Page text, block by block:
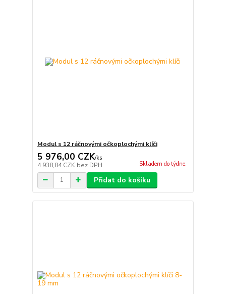
Modul s 12 ráčnovými očkoplochými klíči
5 976,00 CZK/ks
4 938,84 CZK bez DPH Skladem do týdne.
Přidat do košíku